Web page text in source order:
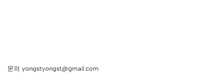
문의 yongstyongst@gmail.com